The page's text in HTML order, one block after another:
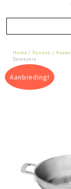
Home / Pannen /
Demeyere
Aanbieding!